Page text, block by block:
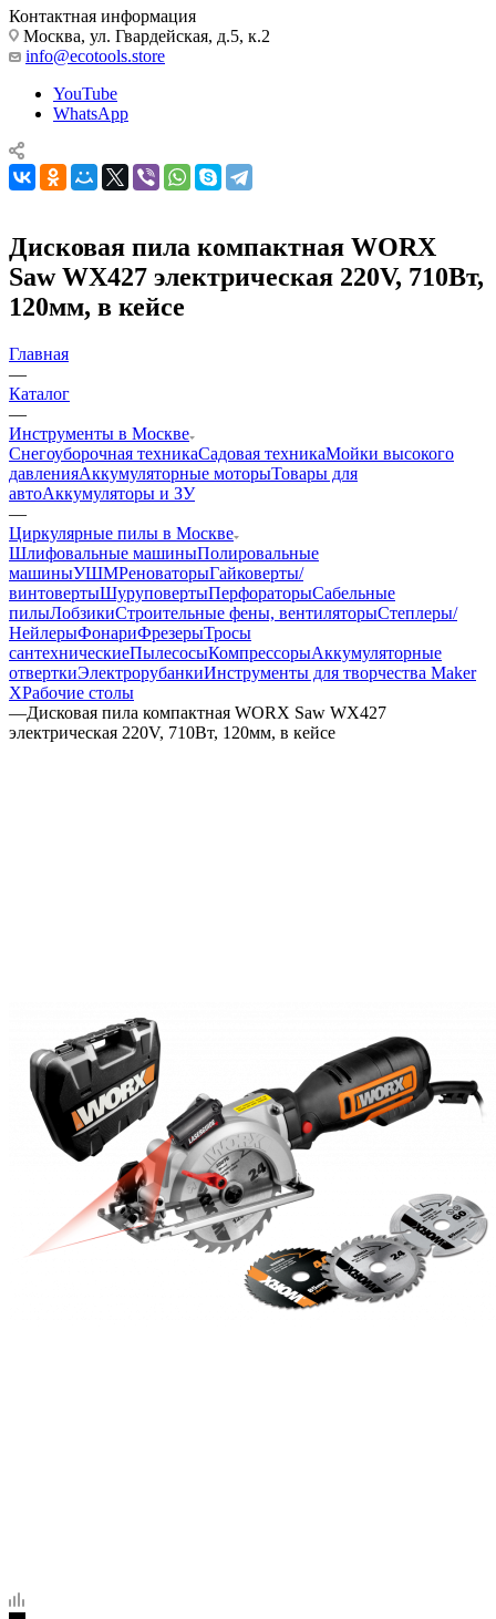
Контактная информация
Москва, ул. Гвардейская, д.5, к.2
info@ecotools.store
YouTube
WhatsApp
Дисковая пила компактная WORX
Saw WX427 электрическая 220V, 710Вт,
120мм, в кейсе
Главная
—
Каталог
—
Инструменты в Москве
Снегоуборочная техникаСадовая техникаМойки высокого
давленияАккумуляторные моторыТовары для
автоАккумуляторы и ЗУ
—
Циркулярные пилы в Москве
Шлифовальные машиныПолировальные
машиныУШМРеноваторыГайковерты/
винтовертыШуруповертыПерфораторыСабельные
пилыЛобзикиСтроительные фены, вентиляторыСтеплеры/
НейлерыФонариФрезерыТросы
сантехническиеПылесосыКомпрессорыАккумуляторные
отверткиЭлектрорубанкиИнструменты для творчества Maker
XРабочие столы
—Дисковая пила компактная WORX Saw WX427
электрическая 220V, 710Вт, 120мм, в кейсе